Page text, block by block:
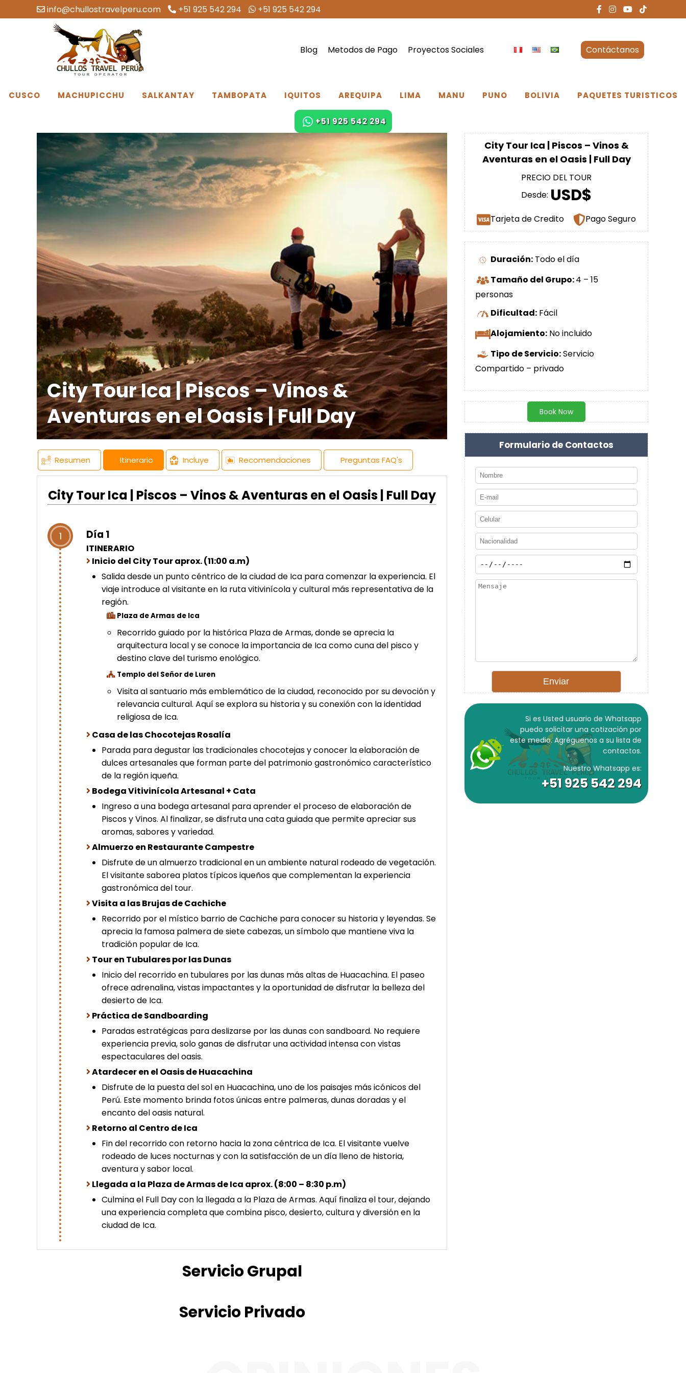
info@chullostravelperu.com +51 925 542 294 +51 925 542 294
Blog Metodos de Pago Proyectos Sociales Contáctanos
CUSCO MACHUPICCHU SALKANTAY TAMBOPATA IQUITOS AREQUIPA LIMA MANU PUNO BOLIVIA PAQUETES TURISTICOS
+51 925 542 294
City Tour Ica | Piscos – Vinos &
Aventuras en el Oasis | Full Day
Resumen Itinerario Incluye Recomendaciones Preguntas FAQ's
City Tour Ica | Piscos – Vinos & Aventuras en el Oasis | Full Day
1 Día 1
ITINERARIO
Inicio del City Tour aprox. (11:00 a.m)
Salida desde un punto céntrico de la ciudad de Ica para comenzar la experiencia. El
viaje introduce al visitante en la ruta vitivinícola y cultural más representativa de la
región.
Plaza de Armas de Ica
Recorrido guiado por la histórica Plaza de Armas, donde se aprecia la
arquitectura local y se conoce la importancia de Ica como cuna del pisco y
destino clave del turismo enológico.
Templo del Señor de Luren
Visita al santuario más emblemático de la ciudad, reconocido por su devoción y
relevancia cultural. Aquí se explora su historia y su conexión con la identidad
religiosa de Ica.
Casa de las Chocotejas Rosalía
Parada para degustar las tradicionales chocotejas y conocer la elaboración de
dulces artesanales que forman parte del patrimonio gastronómico característico
de la región iqueña.
Bodega Vitivinícola Artesanal + Cata
Ingreso a una bodega artesanal para aprender el proceso de elaboración de
Piscos y Vinos. Al finalizar, se disfruta una cata guiada que permite apreciar sus
aromas, sabores y variedad.
Almuerzo en Restaurante Campestre
Disfrute de un almuerzo tradicional en un ambiente natural rodeado de vegetación.
El visitante saborea platos típicos iqueños que complementan la experiencia
gastronómica del tour.
Visita a las Brujas de Cachiche
Recorrido por el místico barrio de Cachiche para conocer su historia y leyendas. Se
aprecia la famosa palmera de siete cabezas, un símbolo que mantiene viva la
tradición popular de Ica.
Tour en Tubulares por las Dunas
Inicio del recorrido en tubulares por las dunas más altas de Huacachina. El paseo
ofrece adrenalina, vistas impactantes y la oportunidad de disfrutar la belleza del
desierto de Ica.
Práctica de Sandboarding
Paradas estratégicas para deslizarse por las dunas con sandboard. No requiere
experiencia previa, solo ganas de disfrutar una actividad intensa con vistas
espectaculares del oasis.
Atardecer en el Oasis de Huacachina
Disfrute de la puesta del sol en Huacachina, uno de los paisajes más icónicos del
Perú. Este momento brinda fotos únicas entre palmeras, dunas doradas y el
encanto del oasis natural.
Retorno al Centro de Ica
Fin del recorrido con retorno hacia la zona céntrica de Ica. El visitante vuelve
rodeado de luces nocturnas y con la satisfacción de un día lleno de historia,
aventura y sabor local.
Llegada a la Plaza de Armas de Ica aprox. (8:00 – 8:30 p.m)
Culmina el Full Day con la llegada a la Plaza de Armas. Aquí finaliza el tour, dejando
una experiencia completa que combina pisco, desierto, cultura y diversión en la
ciudad de Ica.
Servicio Grupal
Servicio Privado
City Tour Ica | Piscos – Vinos &
Aventuras en el Oasis | Full Day
PRECIO DEL TOUR
Desde: USD$
Tarjeta de Credito Pago Seguro
Duración: Todo el día
Tamaño del Grupo:4 – 15
personas
Dificultad: Fácil
Alojamiento: No incluido
Tipo de Servicio:Servicio
Compartido – privado
Book Now
Formulario de Contactos
Si es Usted usuario de Whatsapp
puedo solicitar una cotización por
este medio. Agréguenos a su lista de
contactos.
Nuestro Whatsapp es:
+51 925 542 294